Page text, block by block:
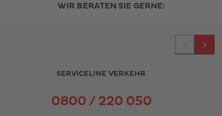
WIR BERATEN SIE GERNE:
SERVICELINE VERKEHR
0800 / 220 050